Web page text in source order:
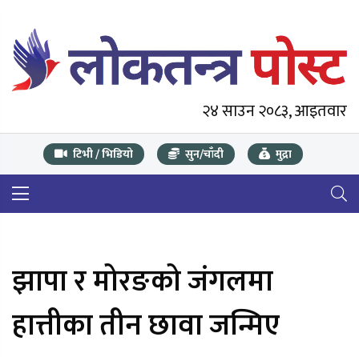
२४ साउन २०८३, आइतवार
टिभी / भिडियो सुन/चाँदी मुद्रा
झापा र मोरङको जंगलमा
हात्तीका तीन छावा जन्मिए